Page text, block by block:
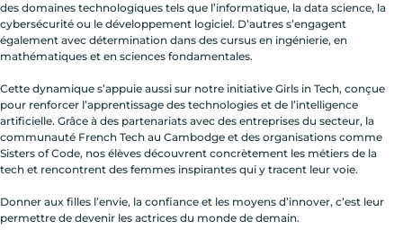
des domaines technologiques tels que l’informatique, la data science, la
cybersécurité ou le développement logiciel. D’autres s’engagent
également avec détermination dans des cursus en ingénierie, en
mathématiques et en sciences fondamentales.
Cette dynamique s’appuie aussi sur notre initiative Girls in Tech, conçue
pour renforcer l’apprentissage des technologies et de l’intelligence
artificielle. Grâce à des partenariats avec des entreprises du secteur, la
communauté French Tech au Cambodge et des organisations comme
Sisters of Code, nos élèves découvrent concrètement les métiers de la
tech et rencontrent des femmes inspirantes qui y tracent leur voie.
Donner aux filles l’envie, la confiance et les moyens d’innover, c’est leur
permettre de devenir les actrices du monde de demain.